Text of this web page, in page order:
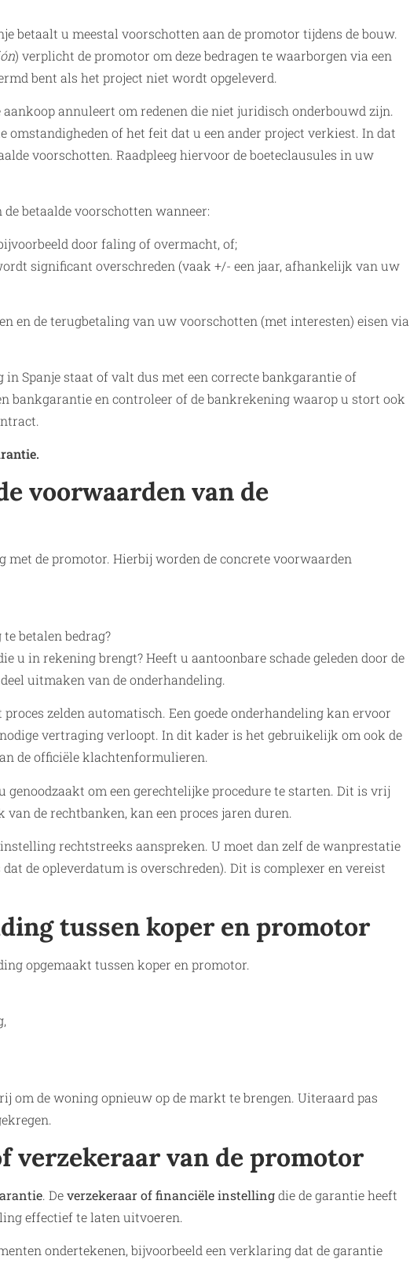
betaalt u meestal voorschotten aan de promotor tijdens de bouw.
) verplicht de promotor om deze bedragen te waarborgen via een
bent als het project niet wordt opgeleverd.
aankoop annuleert om redenen die niet juridisch onderbouwd zijn.
omstandigheden of het feit dat u een ander project verkiest. In dat
voorschotten. Raadpleeg hiervoor de boeteclausules in uw
de betaalde voorschotten wanneer:
door faling of overmacht, of;
significant overschreden (vaak +/- een jaar, afhankelijk van uw
en de terugbetaling van uw voorschotten (met interesten) eisen via
Spanje staat of valt dus met een correcte bankgarantie of
bankgarantie en controleer of de bankrekening waarop u stort ook
voorwaarden van de
met de promotor. Hierbij worden de concrete voorwaarden
betalen bedrag?
u in rekening brengt? Heeft u aantoonbare schade geleden door de
uitmaken van de onderhandeling.
zelden automatisch. Een goede onderhandeling kan ervoor
vertraging verloopt. In dit kader is het gebruikelijk om ook de
de officiële klachtenformulieren.
om een gerechtelijke procedure te starten. Dit is vrij
de rechtbanken, kan een proces jaren duren.
rechtstreeks aanspreken. U moet dan zelf de wanprestatie
de opleverdatum is overschreden). Dit is complexer en vereist
tussen koper en promotor
opgemaakt tussen koper en promotor.
om de woning opnieuw op de markt te brengen. Uiteraard pas
verzekeraar van de promotor
. Deverzekeraar of financiële instellingdie de garantie heeft
effectief te laten uitvoeren.
ondertekenen, bijvoorbeeld een verklaring dat de garantie